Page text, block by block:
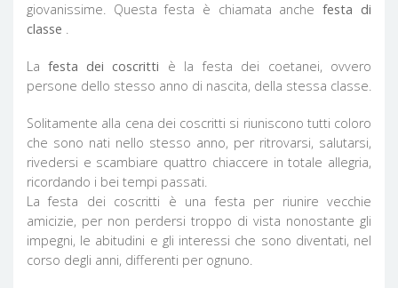
giovanissime. Questa festa è chiamata anche festa di
classe .
La festa dei coscritti è la festa dei coetanei, ovvero
persone dello stesso anno di nascita, della stessa classe.
Solitamente alla cena dei coscritti si riuniscono tutti coloro
che sono nati nello stesso anno, per ritrovarsi, salutarsi,
rivedersi e scambiare quattro chiaccere in totale allegria,
ricordando i bei tempi passati.
La festa dei coscritti è una festa per riunire vecchie
amicizie, per non perdersi troppo di vista nonostante gli
impegni, le abitudini e gli interessi che sono diventati, nel
corso degli anni, differenti per ognuno.